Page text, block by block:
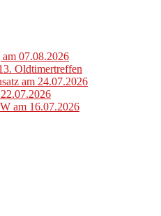
07.08.2026
Oldtimertreffen
am 24.07.2026
am 16.07.2026